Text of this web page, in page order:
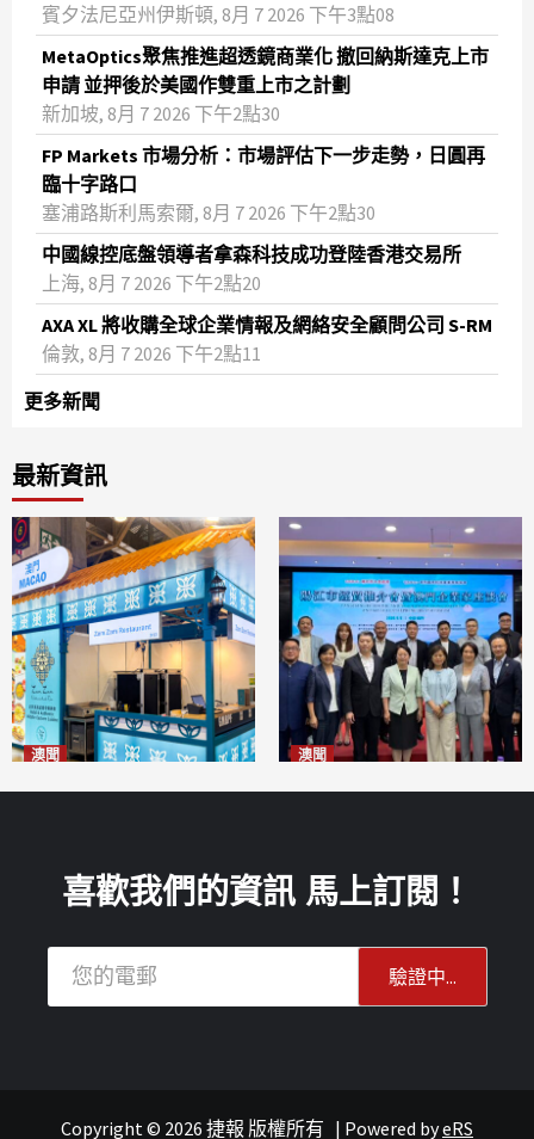
賓夕法尼亞州伊斯頓, 8月 7 2026 下午3點08
MetaOptics聚焦推進超透鏡商業化 撤回納斯達克上市
申請 並押後於美國作雙重上市之計劃
新加坡, 8月 7 2026 下午2點30
FP Markets 市場分析：市場評估下一步走勢，日圓再
臨十字路口
塞浦路斯利馬索爾, 8月 7 2026 下午2點30
中國線控底盤領導者拿森科技成功登陸香港交易所
上海, 8月 7 2026 下午2點20
AXA XL 將收購全球企業情報及網絡安全顧問公司 S-RM
倫敦, 8月 7 2026 下午2點11
更多新聞
最新資訊
澳聞 澳聞
喜歡我們的資訊 馬上訂閱！
Copyright © 2026 捷報 版權所有 | Powered byeRS